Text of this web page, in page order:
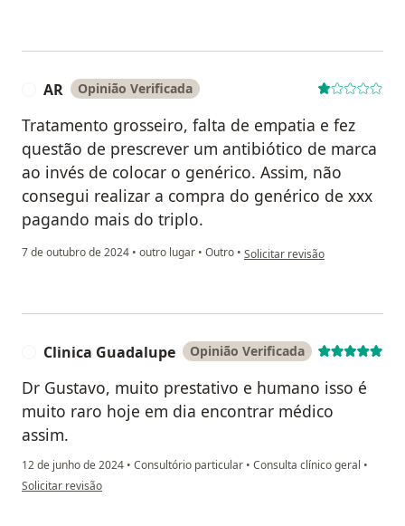
AR Opinião Verificada
Tratamento grosseiro, falta de empatia e fez
questão de prescrever um antibiótico de marca
ao invés de colocar o genérico. Assim, não
consegui realizar a compra do genérico de xxx
pagando mais do triplo.
7 de outubro de 2024 • outro lugar • Outro • na opinião do utilizador AR
Solicitar revisão
Clinica Guadalupe Opinião Verificada
Dr Gustavo, muito prestativo e humano isso é
muito raro hoje em dia encontrar médico
assim.
12 de junho de 2024 • Consultório particular • Consulta clínico geral •
na opinião do utilizador Clinica Guadalupe
Solicitar revisão